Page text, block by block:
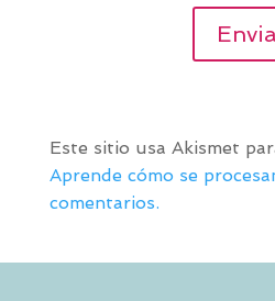
Este sitio usa Akismet
Aprende cómo se
comentarios.